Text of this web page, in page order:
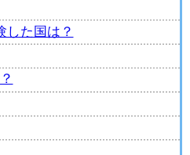
した国は？